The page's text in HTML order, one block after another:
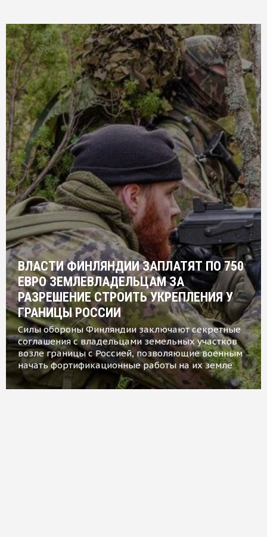
ВЛАСТИ ФИНЛЯНДИИ ЗАПЛАТЯТ ПО 750
ЕВРО ЗЕМЛЕВЛАДЕЛЬЦАМ ЗА
РАЗРЕШЕНИЕ СТРОИТЬ УКРЕПЛЕНИЯ У
ГРАНИЦЫ РОССИИ
Силы обороны Финляндии заключают секретные
соглашения с владельцами земельных участков
возле границы с Россией, позволяющие военным
начать фортификационные работы на их земле